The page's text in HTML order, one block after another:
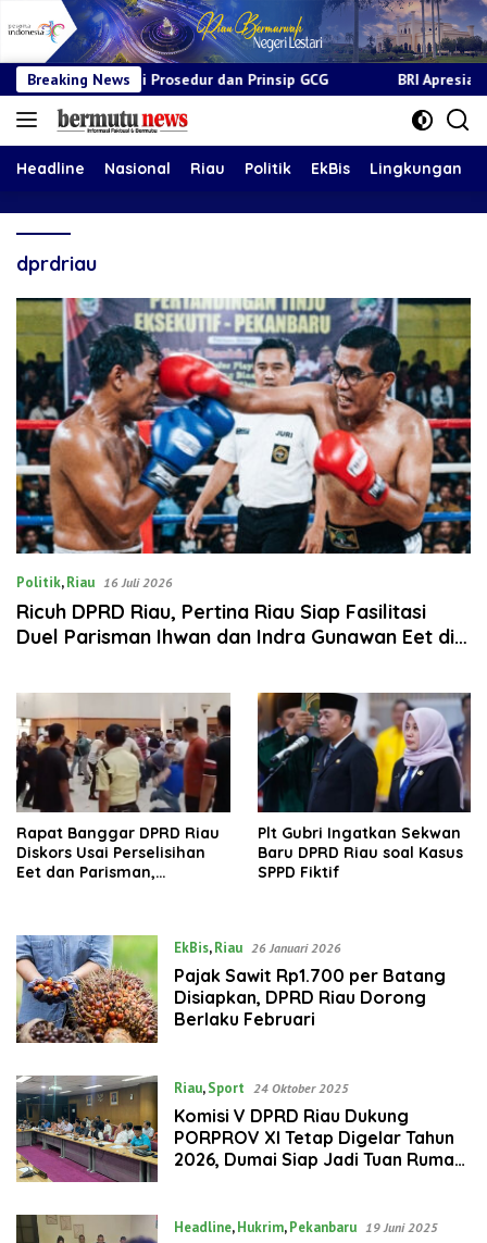
Breaking News
Prosedur dan Prinsip GCG BRI Apresiasi Layanan
Headline Nasional Riau Politik EkBis Lingkungan
dprdriau
Politik,Riau 16 Juli 2026
‎Ricuh DPRD Riau, Pertina Riau Siap Fasilitasi
Duel Parisman Ihwan dan Indra Gunawan Eet di
Rapat Banggar DPRD Riau
Diskors Usai Perselisihan
Eet dan Parisman,
‎Plt Gubri Ingatkan Sekwan
Baru DPRD Riau soal Kasus
SPPD Fiktif
EkBis,Riau 26 Januari 2026
Pajak Sawit Rp1.700 per Batang
Disiapkan, DPRD Riau Dorong
Berlaku Februari
Riau,Sport 24 Oktober 2025
Komisi V DPRD Riau Dukung
PORPROV XI Tetap Digelar Tahun
2026, Dumai Siap Jadi Tuan Rumah
Headline,Hukrim,Pekanbaru 19 Juni 2025